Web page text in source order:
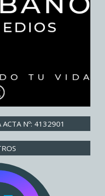
ACTA Nº: 4132901